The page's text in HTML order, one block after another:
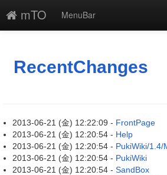
mTO
MenuBar
最終更新
RecentChanges
2013-06-21 (金) 12:22:09 - FrontPage
2013-06-21 (金) 12:20:54 - Help
2013-06-21 (金) 12:20:54 - PukiWiki/1.4/
2013-06-21 (金) 12:20:54 - PukiWiki
2013-06-21 (金) 12:20:54 - SandBox